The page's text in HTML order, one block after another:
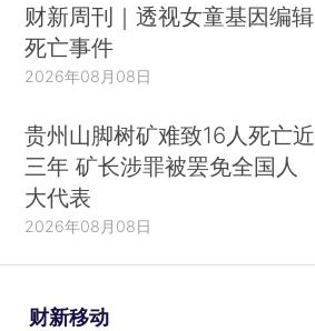
财新周刊｜透视女童基因编辑
死亡事件
2026年08月08日
贵州山脚树矿难致16人死亡近
三年 矿长涉罪被罢免全国人
大代表
2026年08月08日
财新移动